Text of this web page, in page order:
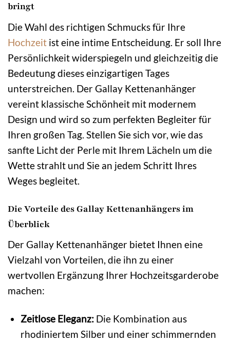
bringt
Die Wahl des richtigen Schmucks für Ihre
Hochzeit ist eine intime Entscheidung. Er soll Ihre
Persönlichkeit widerspiegeln und gleichzeitig die
Bedeutung dieses einzigartigen Tages
unterstreichen. Der Gallay Kettenanhänger
vereint klassische Schönheit mit modernem
Design und wird so zum perfekten Begleiter für
Ihren großen Tag. Stellen Sie sich vor, wie das
sanfte Licht der Perle mit Ihrem Lächeln um die
Wette strahlt und Sie an jedem Schritt Ihres
Weges begleitet.
Die Vorteile des Gallay Kettenanhängers im
Überblick
Der Gallay Kettenanhänger bietet Ihnen eine
Vielzahl von Vorteilen, die ihn zu einer
wertvollen Ergänzung Ihrer Hochzeitsgarderobe
machen:
Zeitlose Eleganz:Die Kombination aus
rhodiniertem Silber und einer schimmernden